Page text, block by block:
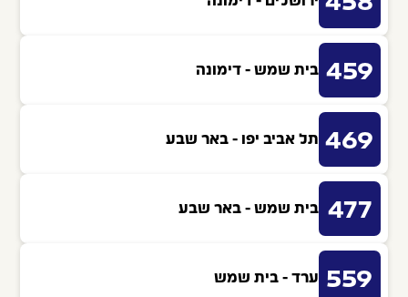
459 בית שמש - דימונה
469 תל אביב יפו - באר שבע
477 בית שמש - באר שבע
559 ערד - בית שמש